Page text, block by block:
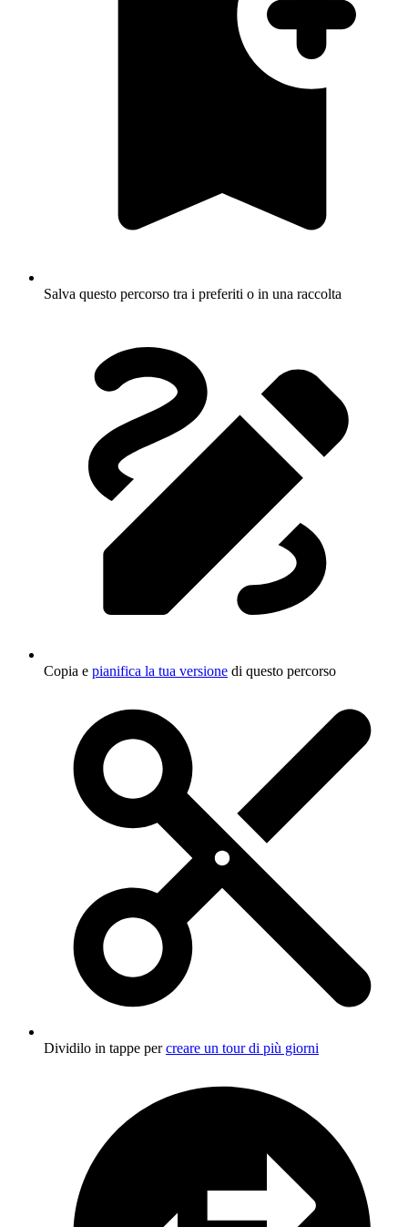
Salva questo percorso tra i preferiti o in una raccolta
Copia e pianifica la tua versione di questo percorso
Dividilo in tappe percreare un tour di più giorni